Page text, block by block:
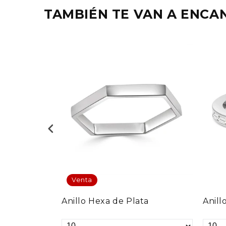
TAMBIÉN TE VAN A
Venta
Anillo Hexa de Plata